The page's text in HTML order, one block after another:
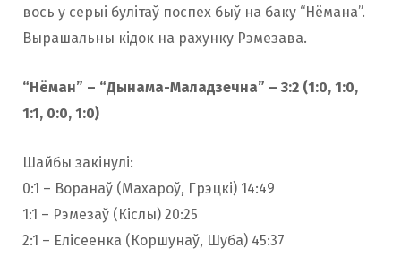
вось у серыі булітаў поспех быў на баку “Нёмана”.
Вырашальны кідок на рахунку Рэмезава.
“Нёман” – “Дынама-Маладзечна” – 3:2 (1:0, 1:0,
1:1, 0:0, 1:0)
Шайбы закінулі:
0:1 – Воранаў (Махароў, Грэцкі) 14:49
1:1 – Рэмезаў (Кіслы) 20:25
2:1 – Елісеенка (Коршунаў, Шуба) 45:37